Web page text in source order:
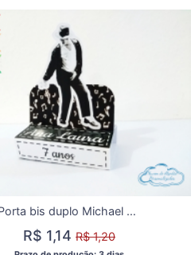
Porta bis duplo Michael Jackson
R$ 1,14 R$ 1,20